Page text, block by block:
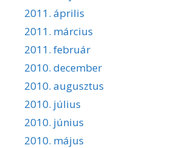
2011. április
2011. március
2011. február
2010. december
2010. augusztus
2010. július
2010. június
2010. május